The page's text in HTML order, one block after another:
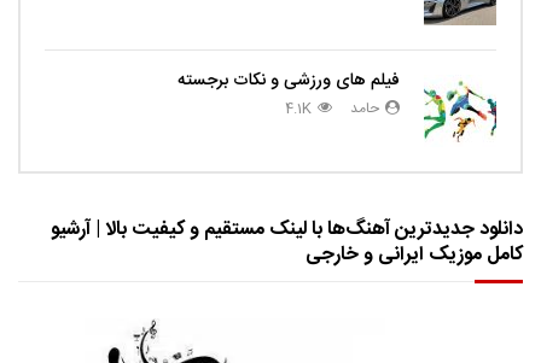
فیلم های ورزشی و نکات برجسته
حامد 4.1K
دانلود جدیدترین آهنگ‌ها با لینک مستقیم و کیفیت بالا | آرشیو
کامل موزیک ایرانی و خارجی